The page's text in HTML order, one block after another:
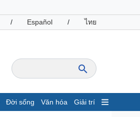
/ Español / ไทย
Đời sống Văn hóa Giải trí